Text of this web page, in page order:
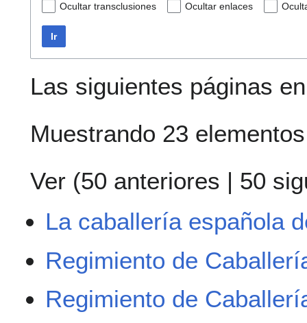
Ocultar transclusiones Ocultar enlaces
Ir
Las siguientes páginas
Muestrando 23
Ver (50 anteriores | 50
La caballería española
Regimiento de
Regimiento de